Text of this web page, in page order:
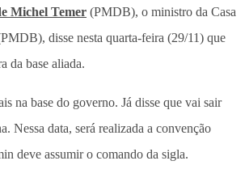
Michel Temer (PMDB), o ministro da Casa
disse nesta quarta-feira (29/11) que
da base aliada.
na base do governo. Já disse que vai sair
Nessa data, será realizada a convenção
deve assumir o comando da sigla.